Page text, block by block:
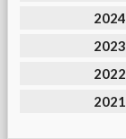
2024
2023
2022
2021